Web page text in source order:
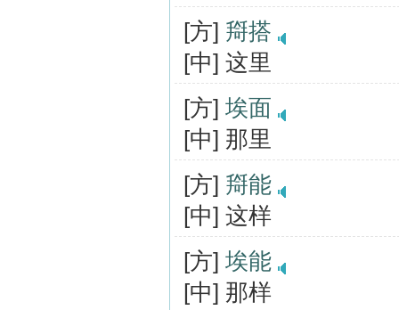
[方] 搿搭
[中] 这里
[方] 埃面
[中] 那里
[方] 搿能
[中] 这样
[方] 埃能
[中] 那样